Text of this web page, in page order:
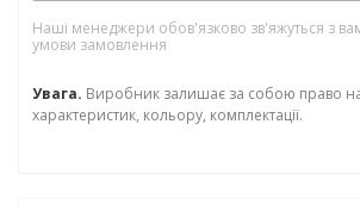
Наші менеджери обов'язково зв'яжуться з
умови замовлення
Увага. Виробник залишає за собою право на
характеристик, кольору, комплектації.